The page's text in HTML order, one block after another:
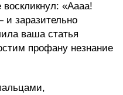
«Аааа!
заразительно
ваша статья
профану незнание